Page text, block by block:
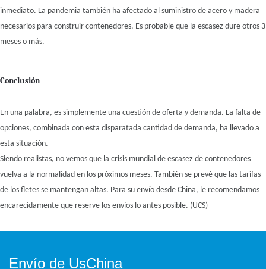
inmediato. La pandemia también ha afectado al suministro de acero y madera
necesarios para construir contenedores. Es probable que la escasez dure otros 3
meses o más.
Conclusión
En una palabra, es simplemente una cuestión de oferta y demanda. La falta de
opciones, combinada con esta disparatada cantidad de demanda, ha llevado a
esta situación.
Siendo realistas, no vemos que la crisis mundial de escasez de contenedores
vuelva a la normalidad en los próximos meses. También se prevé que las tarifas
de los fletes se mantengan altas. Para su envío desde China, le recomendamos
encarecidamente que reserve los envíos lo antes posible. (UCS)
Envío de UsChina